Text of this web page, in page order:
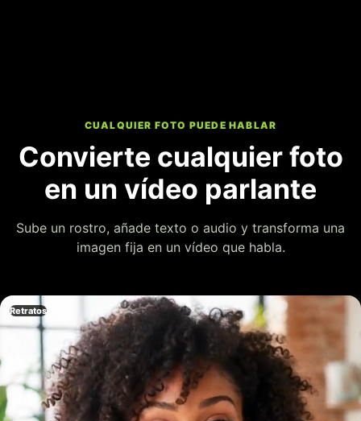
CUALQUIER FOTO PUEDE HABLAR
Convierte cualquier foto
en un vídeo parlante
Sube un rostro, añade texto o audio y transforma una
imagen fija en un vídeo que habla.
Retratos